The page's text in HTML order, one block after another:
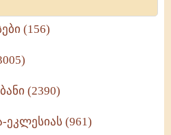
(156)
(2390)
ეკლესიას (961)